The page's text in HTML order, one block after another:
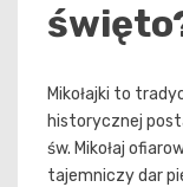
Mikołajki to
historycznej
św. Mikołaj
tajemniczy dar